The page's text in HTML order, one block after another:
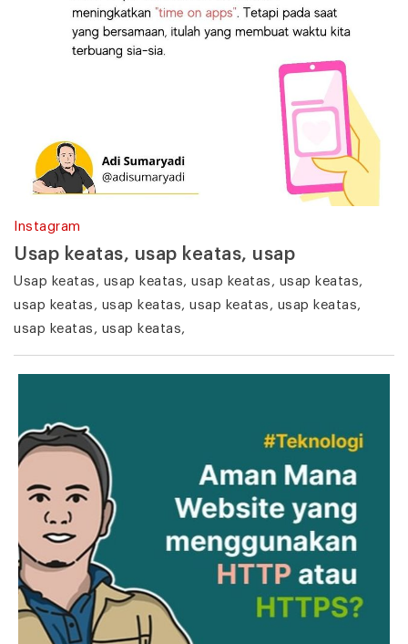
Instagram
Usap keatas, usap keatas, usap
Usap keatas, usap keatas, usap keatas, usap keatas,
usap keatas, usap keatas, usap keatas, usap keatas,
usap keatas, usap keatas,